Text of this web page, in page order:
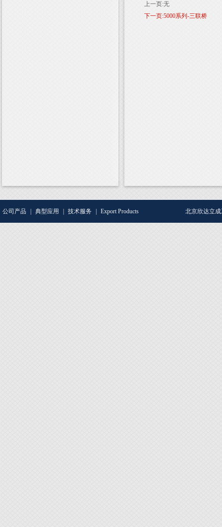
上一页:无
下一页:5000系列-三联桥
公司产品 典型应用 技术服务 Export Products 北京欣达立成